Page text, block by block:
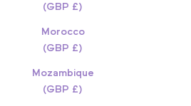
(GBP £)
Morocco
(GBP £)
Mozambique
(GBP £)